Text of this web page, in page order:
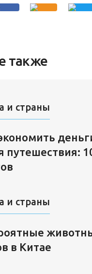
также
и страны
путешествия:
и страны
в Китае